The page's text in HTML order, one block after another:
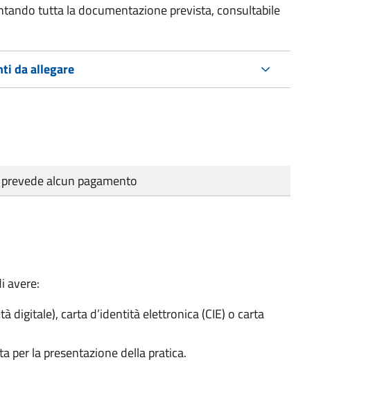
tutta la documentazione prevista, consultabile
da allegare
alcun pagamento
avere:
digitale), carta d’identità elettronica (CIE) o carta
per la presentazione della pratica.